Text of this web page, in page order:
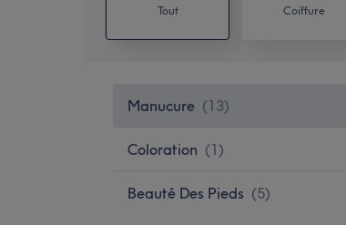
Tout Coiffure
Manucure (13)
Coloration (1)
Beauté Des Pieds (5)